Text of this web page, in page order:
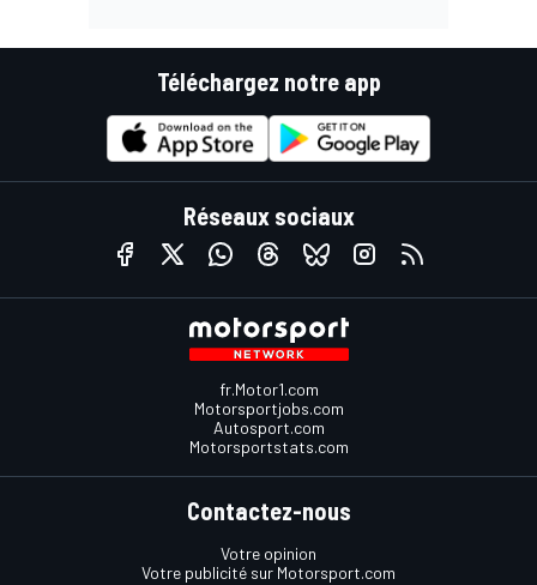
Téléchargez notre app
Réseaux sociaux
fr.Motor1.com
Motorsportjobs.com
Autosport.com
Motorsportstats.com
Contactez-nous
Votre opinion
Votre publicité sur Motorsport.com